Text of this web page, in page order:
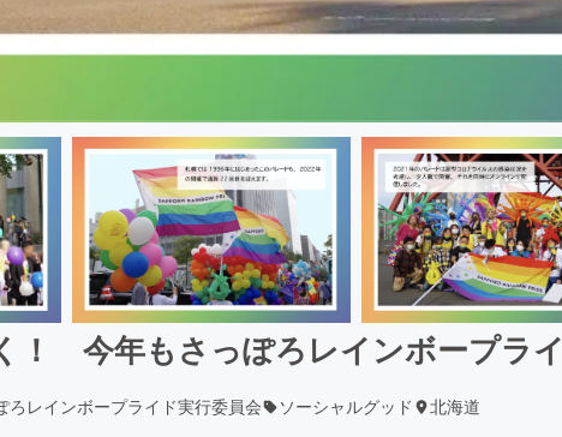
！ 今年もさっぽろレインボープラ
ろレインボープライド実行委員会 ソーシャルグッド 北海道